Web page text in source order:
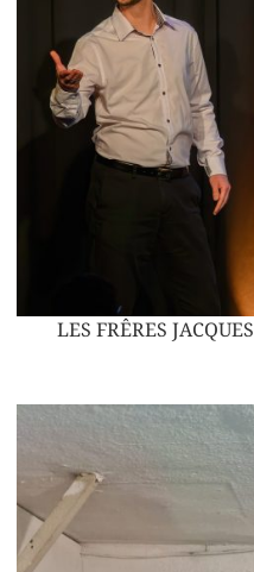
LES FRÊRES JACQUES